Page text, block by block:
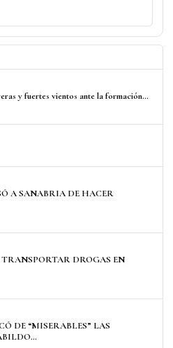
y fuertes vientos ante la formación…
A SANABRIA DE HACER
DROGAS EN
DE “MISERABLES” LAS